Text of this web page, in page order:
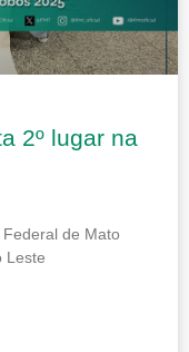
2º lugar na
de Mato
Leste